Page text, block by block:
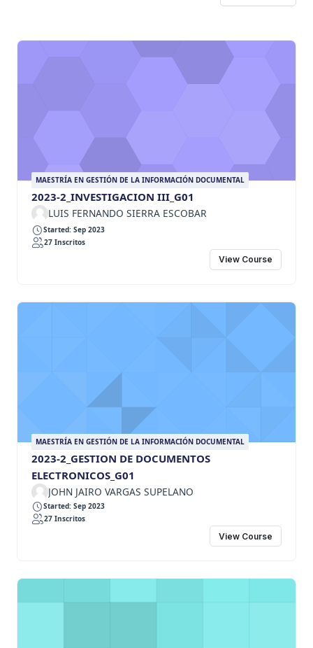
MAESTRÍA EN GESTIÓN DE LA INFORMACIÓN DOCUMENTAL
2023-2_INVESTIGACION III_G01
LUIS FERNANDO SIERRA ESCOBAR
Started: Sep 2023
27 Inscritos
View Course
MAESTRÍA EN GESTIÓN DE LA INFORMACIÓN DOCUMENTAL
2023-2_GESTION DE DOCUMENTOS
ELECTRONICOS_G01
JOHN JAIRO VARGAS SUPELANO
Started: Sep 2023
27 Inscritos
View Course